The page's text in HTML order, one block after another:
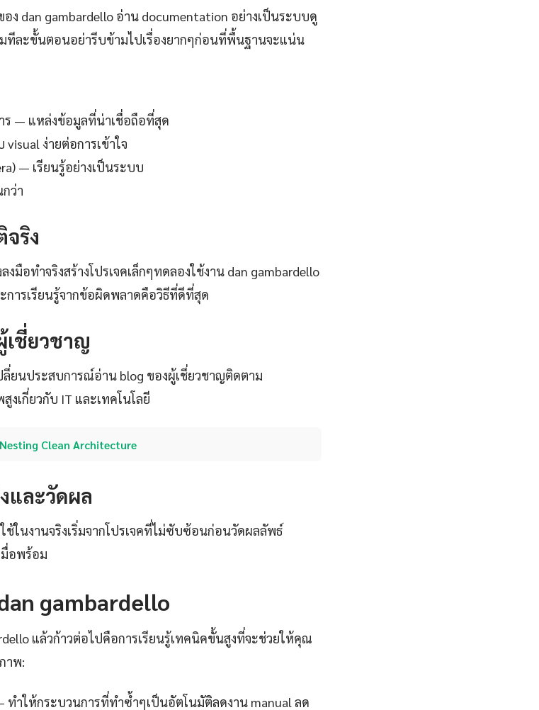
อง dan gambardello อ่าน documentation อย่างเป็นระบบดู
มทีละขั้นตอนอย่ารีบข้ามไปเรื่องยากๆก่อนที่พื้นฐานจะแน่น
ร — แหล่งข้อมูลที่น่าเชื่อถือที่สุด
ง่ายต่อการเข้าใจ
— เรียนรู้อย่างเป็นระบบ
ว่า
ริง
มือทำจริงสร้างโปรเจคเล็กๆทดลองใช้งาน dan gambardello
การเรียนรู้จากข้อผิดพลาดคือวิธีที่ดีที่สุด
เชี่ยวชาญ
ลี่ยนประสบการณ์อ่าน blog ของผู้เชี่ยวชาญติดตาม
เกี่ยวกับ IT และเทคโนโลยี
Clean Architecture
และวัดผล
ช้ในงานจริงเริ่มจากโปรเจคที่ไม่ซับซ้อนก่อนวัดผลลัพธ์
มื่อพร้อม
gambardello
แล้วก้าวต่อไปคือการเรียนรู้เทคนิคขั้นสูงที่จะช่วยให้คุณ
าพ:
ทำให้กระบวนการที่ทำซ้ำๆเป็นอัตโนมัติลดงาน manual ลด